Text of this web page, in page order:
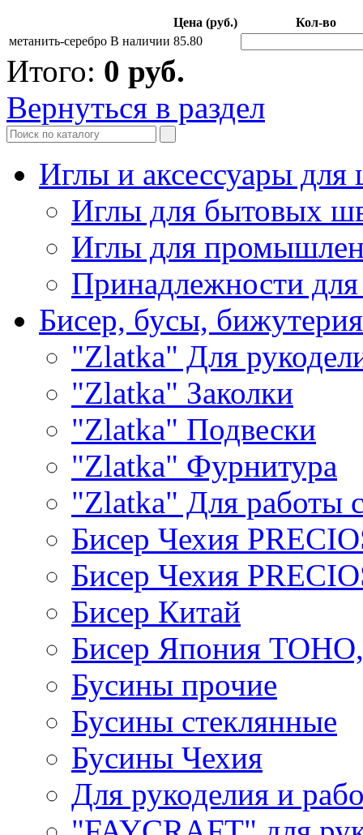
Цена (руб.)
Кол-во
метанить-серебро В наличии 85.80
Итого: 0 руб.
Вернуться в раздел
Иглы и аксессуары
Иглы для бытовых
Иглы для
Принадлежности
Бисер, бусы, бижутерия
"Zlatka" Для
"Zlatka" Заколки
"Zlatka" Подвески
"Zlatka" Фурнитура
"Zlatka" Для работы
Бисер Чехия
Бисер Чехия
Бисер Китай
Бисер Япония
Бусины прочие
Бусины стеклянные
Бусины Чехия
Для рукоделия и